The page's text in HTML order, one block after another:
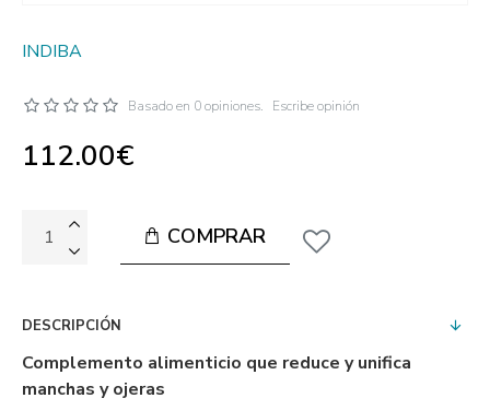
INDIBA
Basado en 0 opiniones. Escribe opinión
112.00€
COMPRAR
DESCRIPCIÓN
Complemento alimenticio que reduce y unifica
manchas y ojeras